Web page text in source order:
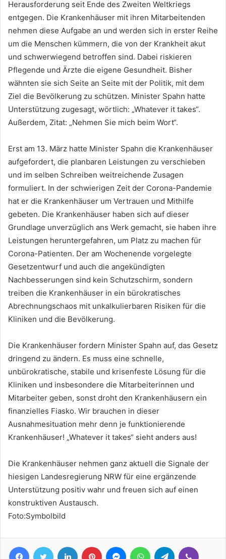
Herausforderung seit Ende des Zweiten Weltkriegs
entgegen. Die Krankenhäuser mit ihren Mitarbeitenden
nehmen diese Aufgabe an und werden sich in erster Reihe
um die Menschen kümmern, die von der Krankheit akut
und schwerwiegend betroffen sind. Dabei riskieren
Pflegende und Ärzte die eigene Gesundheit. Bisher
wähnten sie sich Seite an Seite mit der Politik, mit dem
Ziel die Bevölkerung zu schützen. Minister Spahn hatte
Unterstützung zugesagt, wörtlich: „Whatever it takes“.
Außerdem, Zitat: „Nehmen Sie mich beim Wort“.
Erst am 13. März hatte Minister Spahn die Krankenhäuser
aufgefordert, die planbaren Leistungen zu verschieben
und im selben Schreiben weitreichende Zusagen
formuliert. In der schwierigen Zeit der Corona-Pandemie
hat er die Krankenhäuser um Vertrauen und Mithilfe
gebeten. Die Krankenhäuser haben sich auf dieser
Grundlage unverzüglich ans Werk gemacht, sie haben ihre
Leistungen heruntergefahren, um Platz zu machen für
Corona-Patienten. Der am Wochenende vorgelegte
Gesetzentwurf und auch die angekündigten
Nachbesserungen sind kein Schutzschirm, sondern
treiben die Krankenhäuser in ein bürokratisches
Abrechnungschaos mit unkalkulierbaren Risiken für die
Kliniken und die Bevölkerung.
Die Krankenhäuser fordern Minister Spahn auf, das Gesetz
dringend zu ändern. Es muss eine schnelle,
unbürokratische, stabile und krisenfeste Lösung für die
Kliniken und insbesondere die Mitarbeiterinnen und
Mitarbeiter geben, sonst droht den Krankenhäusern ein
finanzielles Fiasko. Wir brauchen in dieser
Ausnahmesituation mehr denn je funktionierende
Krankenhäuser! „Whatever it takes“ sieht anders aus!
Die Krankenhäuser nehmen ganz aktuell die Signale der
hiesigen Landesregierung NRW für eine ergänzende
Unterstützung positiv wahr und freuen sich auf einen
konstruktiven Austausch.
Foto:Symbolbild
FacebookTwitter LinkedIn Pinterest MessengerWhatsAppTelegram